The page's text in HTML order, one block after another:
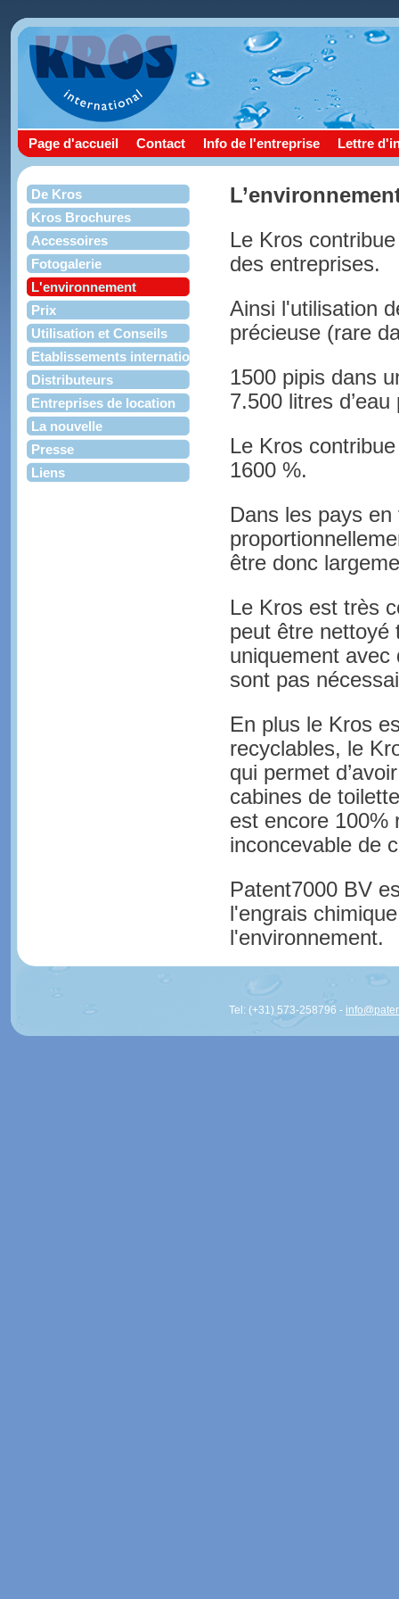
Page d'accueil Contact Info de l'entreprise Lettre
De Kros
Kros Brochures
Accessoires
Fotogalerie
L'environnement
Prix
Utilisation et Conseils
Etablissements internationaux
Distributeurs
Entreprises de location
La nouvelle
Presse
Liens
Le Kros
des entreprises.
Ainsi l'utilisation
précieuse (rare
1500 pipis dans
7.500 litres
Le Kros
1600 %.
Dans les pays
être donc
Le Kros est très
peut être nettoyé
uniquement avec
sont pas
En plus le Kros
recyclables, le
qui permet
cabines de
est encore 100%
inconcevable de
Patent7000 BV
l'engrais
l'environnement.
Tel: (+31) 573-258796 -